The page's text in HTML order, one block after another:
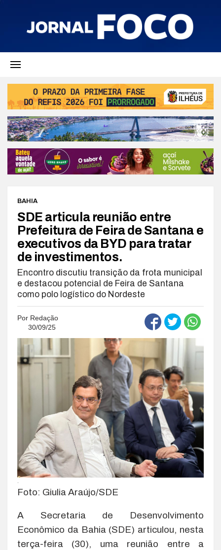
BAHIA
SDE articula reunião entre
Prefeitura de Feira de Santana e
executivos da BYD para tratar
de investimentos.
Encontro discutiu transição da frota municipal
e destacou potencial de Feira de Santana
como polo logístico do Nordeste
Por Redação
30/09/25
.
Foto: Giulia Araújo/SDE
A Secretaria de Desenvolvimento
Econômico da Bahia (SDE) articulou, nesta
terça-feira (30), uma reunião entre a